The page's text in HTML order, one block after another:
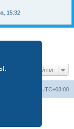
15:32
Перейти
UTC+03:00
Limited